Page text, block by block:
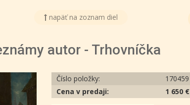
napäť na zoznam diel
autor - Trhovníčka
Číslo položky:
170459
Cena v predaji:
1 650 €